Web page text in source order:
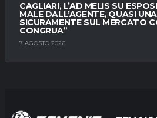
CAGLIARI, L’AD MELIS SU
MALE DALL’AGENTE, QUASI
SICURAMENTE SUL MERCATO
CONGRUA”
7 AGOSTO 2026